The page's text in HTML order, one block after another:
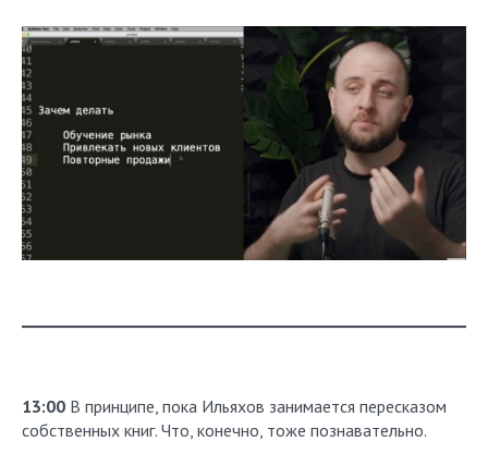
13:00 В принципе, пока Ильяхов занимается пересказом
собственных книг. Что, конечно, тоже познавательно.